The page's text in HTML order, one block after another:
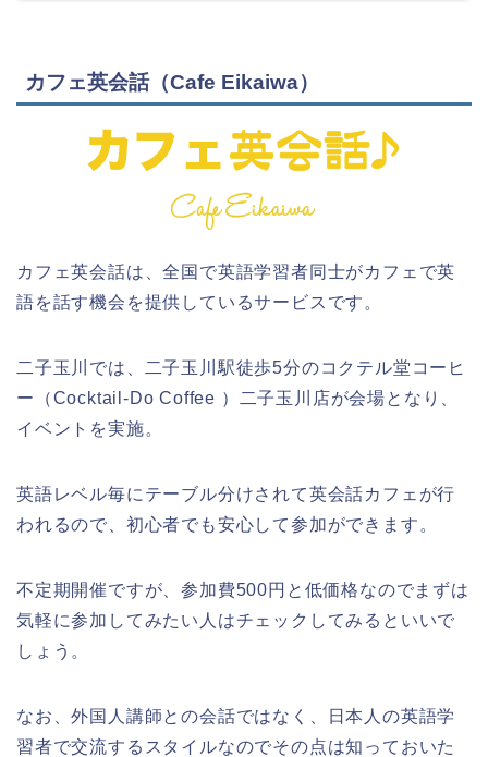
カフェ英会話（Cafe Eikaiwa）
カフェ英会話は、全国で英語学習者同士がカフェで英
語を話す機会を提供しているサービスです。
二子玉川では、二子玉川駅徒歩5分のコクテル堂コーヒ
ー（Cocktail-Do Coffee ）二子玉川店が会場となり、
イベントを実施。
英語レベル毎にテーブル分けされて英会話カフェが行
われるので、初心者でも安心して参加ができます。
不定期開催ですが、参加費500円と低価格なのでまずは
気軽に参加してみたい人はチェックしてみるといいで
しょう。
なお、外国人講師との会話ではなく、日本人の英語学
習者で交流するスタイルなのでその点は知っておいた